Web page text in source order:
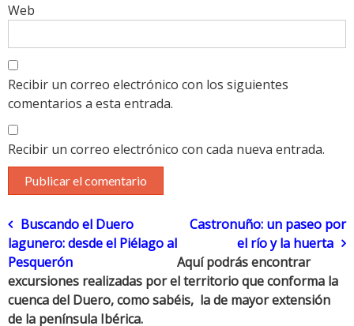
Web
Recibir un correo electrónico con los siguientes
comentarios a esta entrada.
Recibir un correo electrónico con cada nueva entrada.
Navegación
de
entradas
Buscando el Duero
lagunero: desde el Piélago al
Pesquerón
Castronuño: un paseo por
el río y la huerta
Aquí podrás encontrar
excursiones realizadas por el territorio que conforma la
cuenca del Duero, como sabéis, la de mayor extensión
de la península Ibérica.